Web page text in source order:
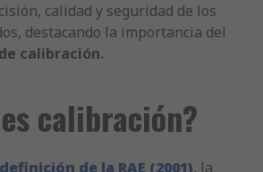
calidad y seguridad de los
destacando la importancia del
calibración.
calibración?
definición de la RAE (2001), la